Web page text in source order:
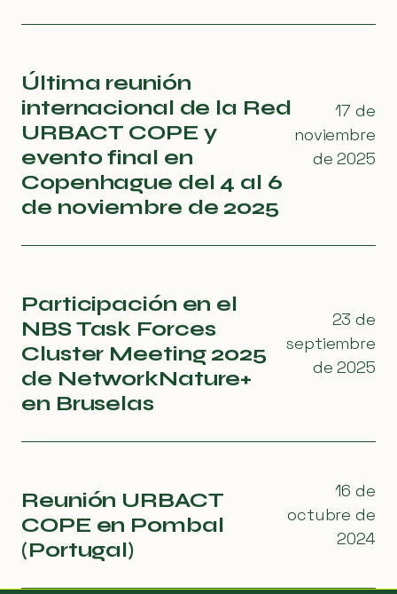
Última reunión
internacional de la Red
URBACT COPE y
evento final en
Copenhague del 4 al 6
de noviembre de 2025
17 de
noviembre
de 2025
Participación en el
NBS Task Forces
Cluster Meeting 2025
de NetworkNature+
en Bruselas
23 de
septiembre
de 2025
Reunión URBACT
COPE en Pombal
(Portugal)
16 de
octubre de
2024